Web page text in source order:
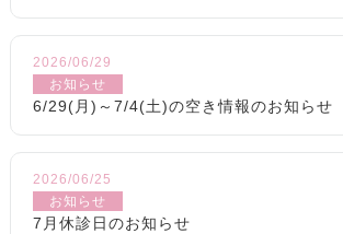
2026/06/29
お知らせ
6/29(月)～7/4(土)の空き情報のお知らせ
2026/06/25
お知らせ
7月休診日のお知らせ